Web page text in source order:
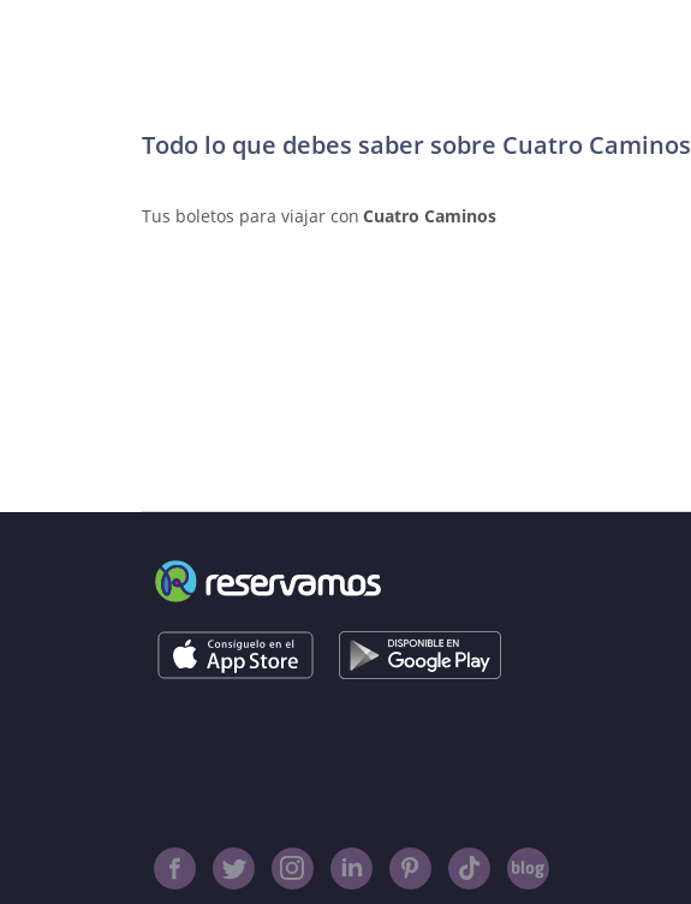
Todo lo que debes saber sobre Cuatro Caminos
Tus boletos para viajar con Cuatro Caminos